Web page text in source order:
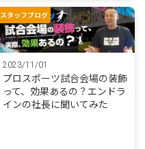
スタッフブログ
2023/11/01
プロスポーツ試合会場の装飾
って、効果あるの？エンドラ
インの社長に聞いてみた